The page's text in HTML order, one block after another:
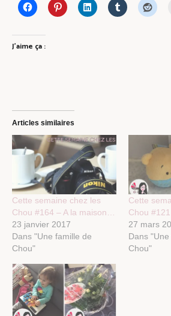
J’aime ça :
Articles similaires
Cette semaine chez les
Chou #164 – A la maison…
23 janvier 2017
Dans "Une famille de
Chou"
Cette
Chou #121
27 mars
Dans
Chou"